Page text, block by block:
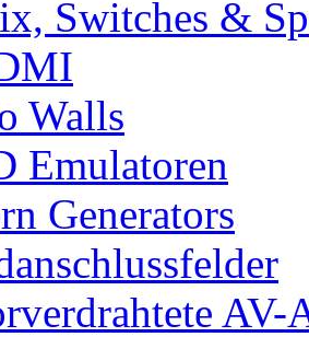
Switches &
Walls
Emulatoren
Generators
AV-